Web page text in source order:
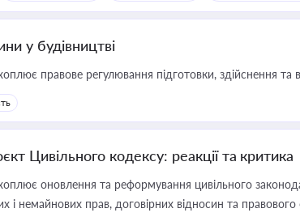
у будівництві
правове регулювання підготовки, здійснення та
Цивільного кодексу: реакції та критика
оновлення та реформування цивільного
і немайнових прав, договірних відносин та правового